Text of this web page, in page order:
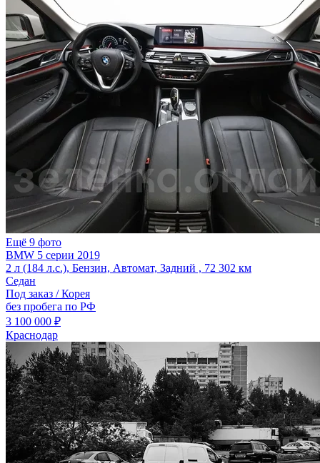
Ещё 9 фото
BMW 5 серии 2019
2 л (184 л.с.), Бензин, Автомат, Задний , 72 302 км
Седан
Под заказ / Корея
без пробега по РФ
3 100 000 ₽
Краснодар